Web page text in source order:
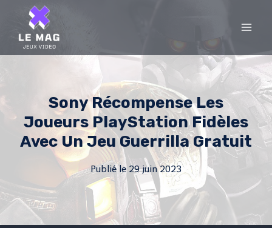
content
Sony Récompense Les
Joueurs PlayStation Fidèles
Avec Un Jeu Guerrilla Gratuit
Publié le 29 juin 2023